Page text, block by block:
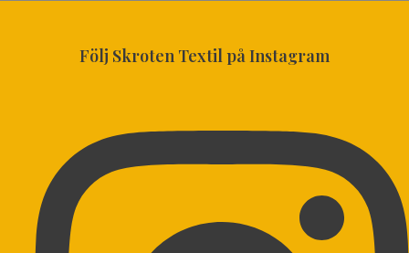
Följ Skroten Textil på Instagram